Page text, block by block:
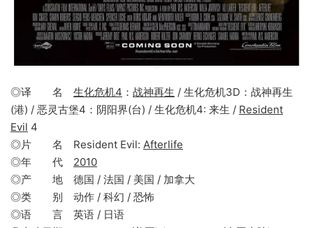
◎译 名 生化危机4 ： 战神再生 / 生化危机3D：战神再生
(港) / 恶灵古堡4：阴阳界(台) / 生化危机4: 来生 / Resident
Evil 4
◎片 名 Resident Evil: Afterlife
◎年 代 2010
◎产 地 德国 / 法国 / 美国 / 加拿大
◎类 别 动作 / 科幻 / 恐怖
◎语 言 英语 / 日语